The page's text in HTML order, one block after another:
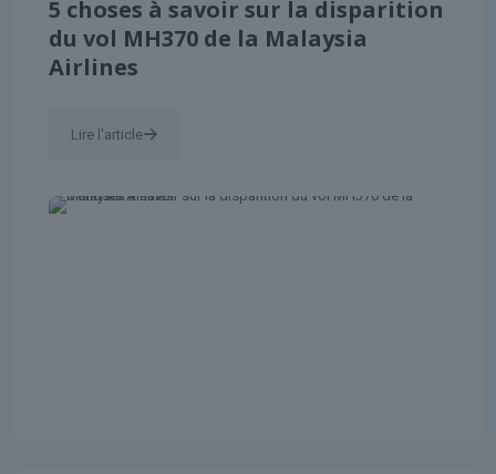
5 choses à savoir sur la disparition
du vol MH370 de la Malaysia
Airlines
Lire l'article